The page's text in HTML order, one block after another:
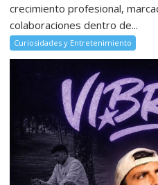
crecimiento profesional,
colaboraciones dentro de...
Curiosidades y Entretenimiento